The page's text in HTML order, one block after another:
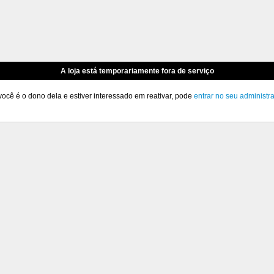
A loja está temporariamente fora de serviço
é o dono dela e estiver interessado em reativar, pode entrar no seu